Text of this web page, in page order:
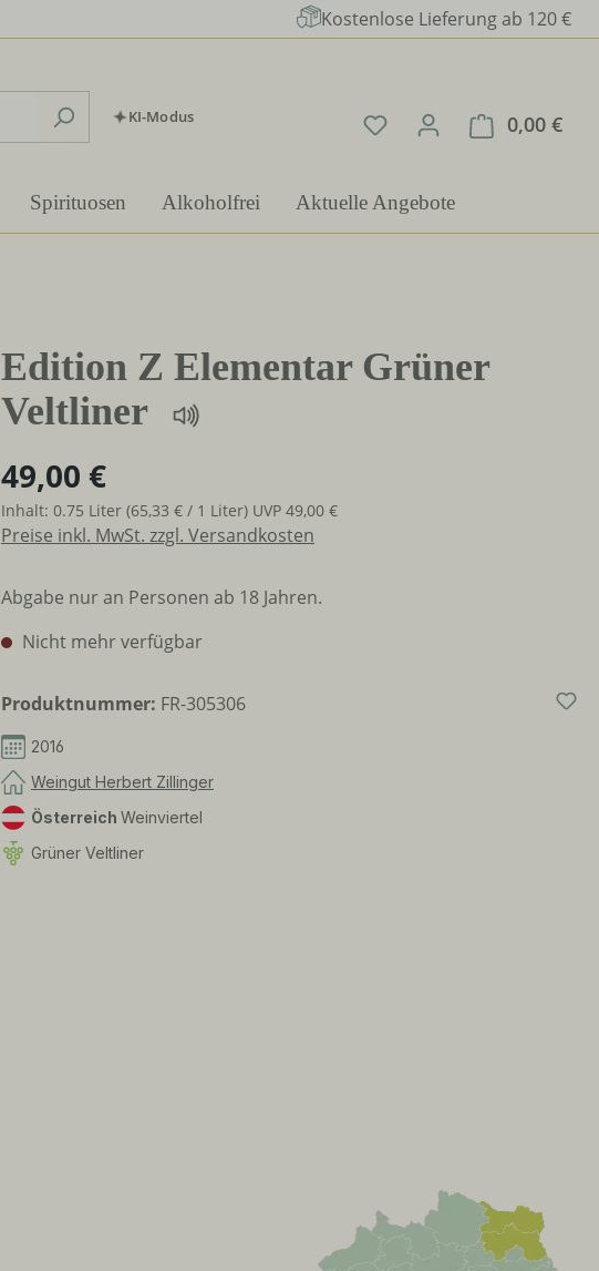
Kostenlose Lieferung ab 120 €
KI-Modus Du hast 0 Produkte auf
0,00 €
Spirituosen Alkoholfrei Aktuelle Angebote
Edition Z Elementar Grüner
Veltliner
49,00 €
Inhalt: 0.75 Liter (65,33 € / 1 Liter) UVP 49,00 €
Preise inkl. MwSt. zzgl. Versandkosten
Abgabe nur an Personen ab 18 Jahren.
Nicht mehr verfügbar
Produktnummer: FR-305306
2016
Weingut Herbert Zillinger
Österreich Weinviertel
Grüner Veltliner